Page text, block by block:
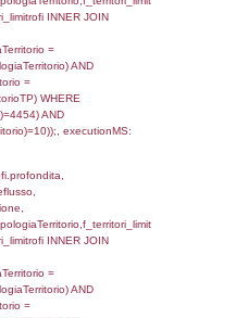
FROM f_territori_limitrofi
ON
=
=
f_territori_limitrofi.Distanza,